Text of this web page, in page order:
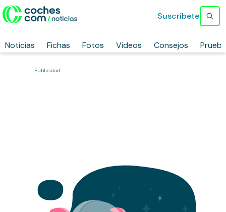
Noticias Fichas Fotos Vídeos Consejos
Suscríbete
Publicidad